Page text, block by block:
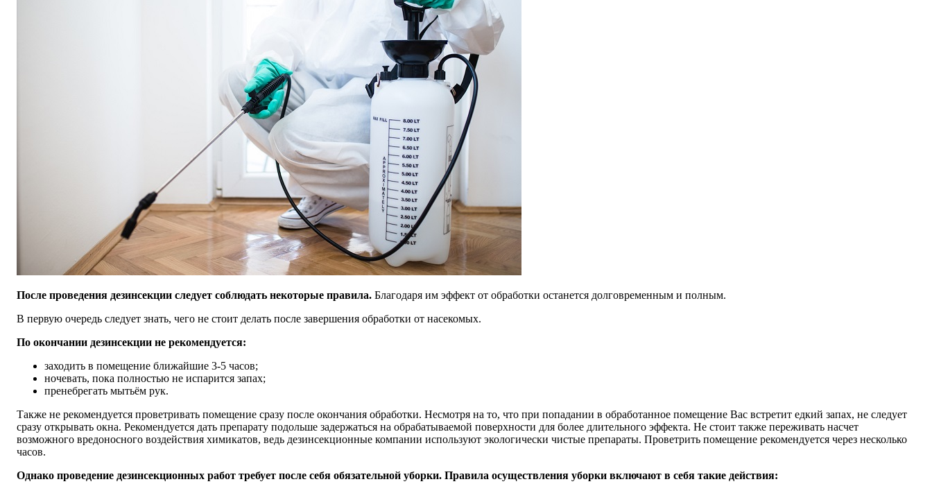
После проведения дезинсекции следует соблюдать некоторые правила. Благодаря им эффект от обработки останется долговременным и полным.
В первую очередь следует знать, чего не стоит делать после завершения обработки от насекомых.
По окончании дезинсекции не рекомендуется:
заходить в помещение ближайшие 3-5 часов;
ночевать, пока полностью не испарится запах;
пренебрегать мытьём рук.
Также не рекомендуется проветривать помещение сразу после окончания обработки. Несмотря на то, что при попадании в обработанное помещение Вас встретит едкий запах, не следует
сразу открывать окна. Рекомендуется дать препарату подольше задержаться на обрабатываемой поверхности для более длительного эффекта. Не стоит также переживать насчет
возможного вредоносного воздействия химикатов, ведь дезинсекционные компании используют экологически чистые препараты. Проветрить помещение рекомендуется через несколько
часов.
Однако проведение дезинсекционных работ требует после себя обязательной уборки. Правила осуществления уборки включают в себя такие действия: